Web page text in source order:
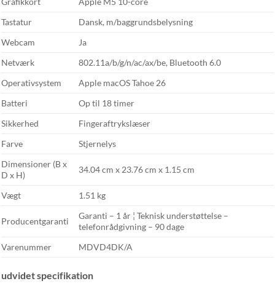
Tastatur
Dansk, m/baggrundsbelysning
Webcam
Ja
Netværk
802.11a/b/g/n/ac/ax/be, Bluetooth 6.0
Operativsystem
Apple macOS Tahoe 26
Batteri
Op til 18 timer
Sikkerhed
Fingeraftrykslæser
Farve
Stjernelys
Dimensioner (B x
D x H)
34.04 cm x 23.76 cm x 1.15 cm
Vægt 1.51 kg
Producentgaranti
Garanti – 1 år ¦ Teknisk understøttelse –
telefonrådgivning – 90 dage
Varenummer
MDVD4DK/A
udvidet specifikation